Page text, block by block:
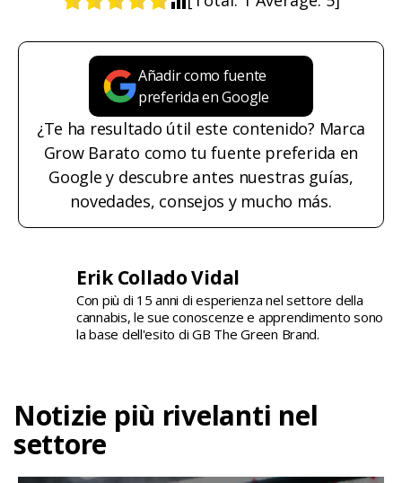
Añadir como fuente
preferida en Google
¿Te ha resultado útil este contenido? Marca
Grow Barato como tu fuente preferida en
Google y descubre antes nuestras guías,
novedades, consejos y mucho más.
Erik Collado Vidal
Con più di 15 anni di esperienza nel settore della
cannabis, le sue conoscenze e apprendimento sono
la base dell'esito di GB The Green Brand.
Notizie più rivelanti nel
settore